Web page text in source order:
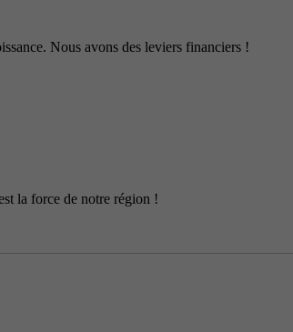
Nous avons des leviers financiers !
la force de notre région !